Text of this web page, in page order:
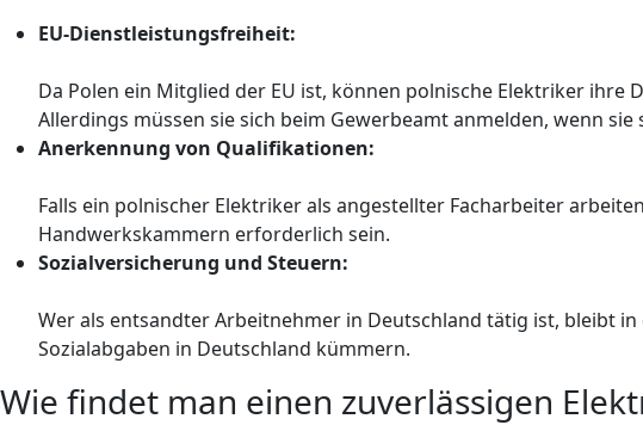
EU-Dienstleistungsfreiheit:
Da Polen ein Mitglied der EU ist, können polnische Elektriker
Allerdings müssen sie sich beim Gewerbeamt anmelden, wenn
Anerkennung von Qualifikationen:
Falls ein polnischer Elektriker als angestellter Facharbeiter
Handwerkskammern erforderlich sein.
Sozialversicherung und Steuern:
Wer als entsandter Arbeitnehmer in Deutschland tätig ist, bleibt
Sozialabgaben in Deutschland kümmern.
Wie findet man einen zuverlässigen